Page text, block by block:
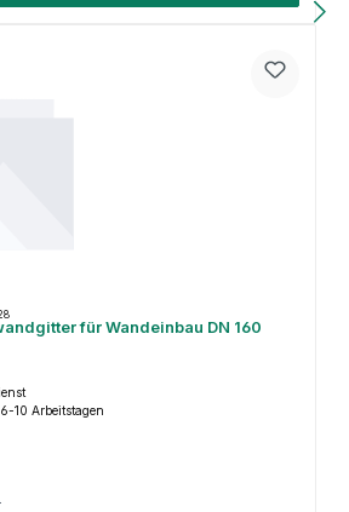
für Wandeinbau DN 160
10 Arbeitstagen